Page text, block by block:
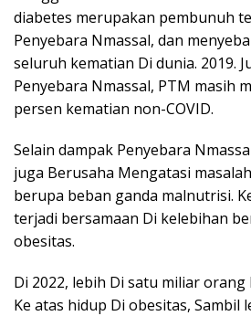
diabetes merupakan pembunuh
Penyebara Nmassal, dan
seluruh kematian Di dunia. 2019.
Penyebara Nmassal, PTM masih
persen kematian non-COVID.
Selain dampak Penyebara
juga Berusaha Mengatasi
berupa beban ganda malnutrisi.
terjadi bersamaan Di kelebihan
obesitas.
Di 2022, lebih Di satu miliar
Ke atas hidup Di obesitas, Sambil